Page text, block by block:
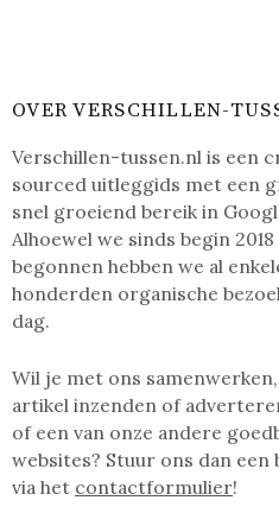
OVER VERSCHILLEN-
Verschillen-tussen.nl is een
sourced uitleggids met een
snel groeiend bereik in
Alhoewel we sinds begin
begonnen hebben we al
honderden organische
dag.
Wil je met ons
artikel inzenden of
of een van onze andere
websites? Stuur ons dan een
via het contactformulier!